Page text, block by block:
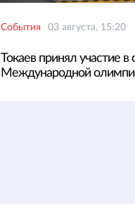
События 03 августа, 15:20
Токаев принял участие в
Международной